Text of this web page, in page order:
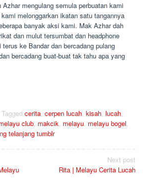
mengulang semula perbuatan kami
melonggarkan ikatan satu tangannya
banyak aksi kami. Mak Azhar dah
dan mulut tersumbat dan headphone
ke Bandar dan bercadang pulang
bercadang buat-buat tak tahu apa yang
Tagged cerita, cerpen lucah, kisah, lucah,
club, makcik, melayu, melayu bogel,
telanjang tumblr
Next post
Rita | Melayu Cerita Lucah